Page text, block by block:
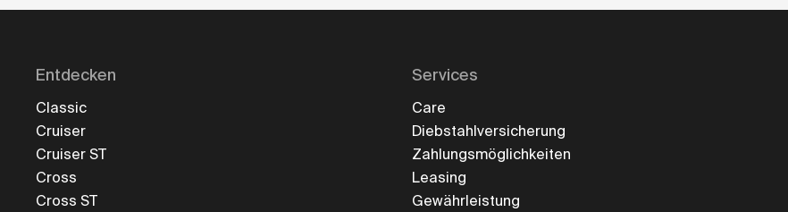
Entdecken
Classic
Cruiser
Cruiser ST
Cross
Cross ST
Services
Care
Diebstahlversicherung
Zahlungsmöglichkeiten
Leasing
Gewährleistung